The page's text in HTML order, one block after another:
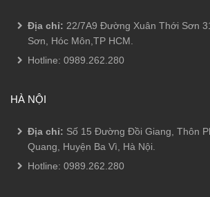
Địa chỉ: 22/7A9 Đường Xuân Thới Sơn
Sơn, Hóc Môn,TP HCM.
Hotline: 0989.262.280
HÀ NỘI
Địa chỉ: Số 15 Đường Đồi Giang, Thôn
Quang, Huyện Ba Vì, Hà Nội.
Hotline: 0989.262.280